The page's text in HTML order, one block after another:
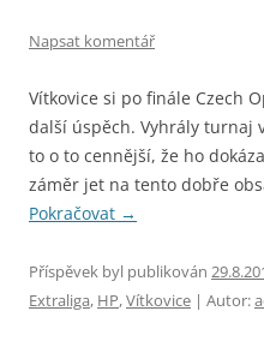
Napsat komentář
Vítkovice si po finále Czech
další úspěch. Vyhrály turnaj
to o to cennější, že ho
záměr jet na tento dobře
Pokračovat →
Příspěvek byl publikován
Extraliga, HP,Vítkovice | Autor: